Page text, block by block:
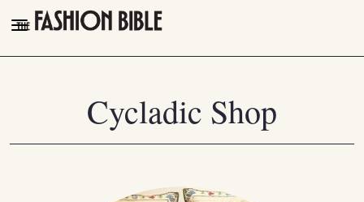
THE FASHION BIBLE
Cycladic Shop